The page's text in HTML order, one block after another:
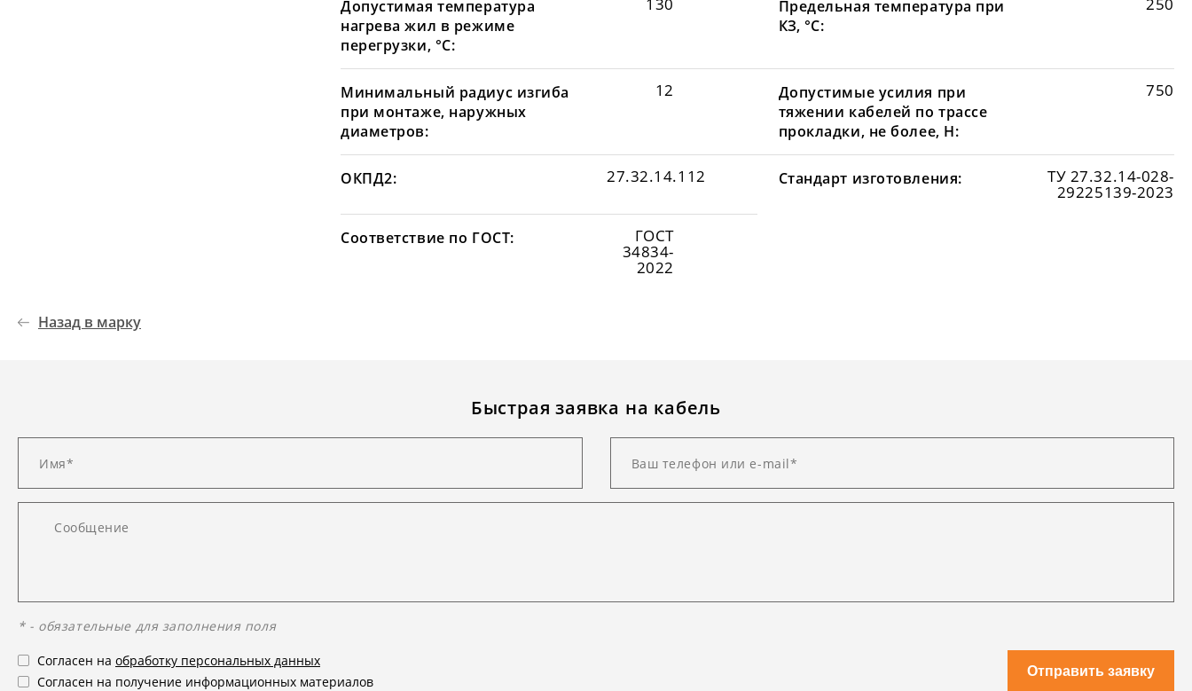
Допустимая температура
нагрева жил в режиме
перегрузки, °С:
Предельная температура при
КЗ, °С:
Минимальный радиус изгиба
при монтаже, наружных
диаметров:
12
Допустимые усилия при
тяжении кабелей по трассе
прокладки, не более, Н:
750
ОКПД2: 27.32.14.112 Стандарт изготовления: ТУ 27.32.14-028-
29225139-2023
Соответствие по ГОСТ: ГОСТ
34834-
2022
Назад в марку
Быстрая заявка на кабель
* - обязательные для заполнения поля
Согласен на обработку персональных данных
Согласен на получение информационных материалов
Отправить заявку